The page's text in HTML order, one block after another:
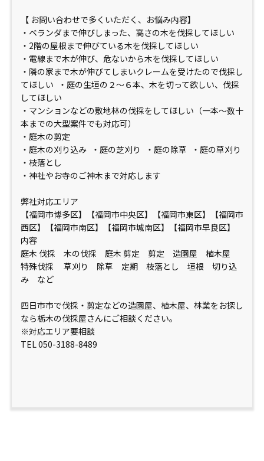
【 お問い合わせで多くいただく、お悩み内容】
・ベランダまで伸びしまった、高さの木を伐採してほしい
・2階の屋根まで伸びている木を伐採してほしい
・電線まで木が伸び、危ないから木を伐採してほしい
・隣の家まで木が伸びてしまいクレームを受けたので伐採し
てほしい ・庭の生垣の２〜６本、木を切って欲しい、伐採
してほしい
・マンションなどの敷地林の伐採をしてほしい（一本〜数十
本までの大型案件でも対応可）
・庭木の剪定
・庭木の刈り込み ・庭の芝刈り ・庭の除草 ・庭の草刈り
・枝落とし
・神社やお寺のご神木まで対応します
弊社対応エリア
【福岡市博多区】【福岡市中央区】【福岡市東区】【福岡市
西区】【福岡市南区】【福岡市城南区】【福岡市早良区】
内容
庭木 伐採 木の伐採 庭木 剪定 剪定 造園屋 植木屋
特殊伐採 草刈り 除草 定期 枝落とし 垣根 切り込
み など
四日市市で伐採・剪定などの造園屋、植木屋、林業をお探し
なら栃木の伐採屋さんにご相談ください。
※対応エリア要相談
TEL 050-3188-8489